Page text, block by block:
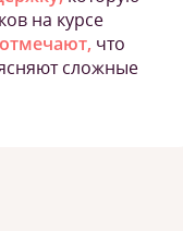
на курсе
что
сложные